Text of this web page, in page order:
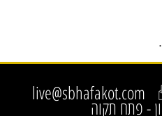
live@sbhafakot.com
- פתח תקוה